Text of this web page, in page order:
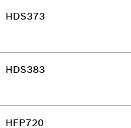
HDS373
HDS383
HFP720